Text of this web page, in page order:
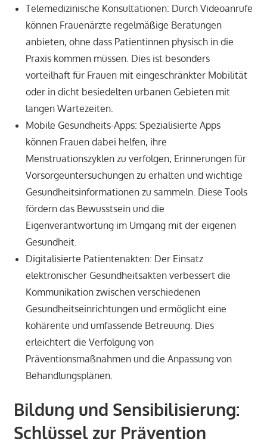
Telemedizinische Konsultationen: Durch Videoanrufe
können Frauenärzte regelmäßige Beratungen
anbieten, ohne dass Patientinnen physisch in die
Praxis kommen müssen. Dies ist besonders
vorteilhaft für Frauen mit eingeschränkter Mobilität
oder in dicht besiedelten urbanen Gebieten mit
langen Wartezeiten.
Mobile Gesundheits-Apps: Spezialisierte Apps
können Frauen dabei helfen, ihre
Menstruationszyklen zu verfolgen, Erinnerungen für
Vorsorgeuntersuchungen zu erhalten und wichtige
Gesundheitsinformationen zu sammeln. Diese Tools
fördern das Bewusstsein und die
Eigenverantwortung im Umgang mit der eigenen
Gesundheit.
Digitalisierte Patientenakten: Der Einsatz
elektronischer Gesundheitsakten verbessert die
Kommunikation zwischen verschiedenen
Gesundheitseinrichtungen und ermöglicht eine
kohärente und umfassende Betreuung. Dies
erleichtert die Verfolgung von
Präventionsmaßnahmen und die Anpassung von
Behandlungsplänen.
Bildung und Sensibilisierung:
Schlüssel zur Prävention